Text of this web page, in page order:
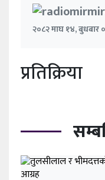
२०८२ माघ १४, बुधबार
प्रतिक्रिया